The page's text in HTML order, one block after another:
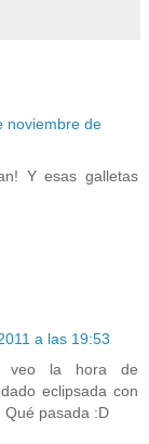
noviembre de
Y esas galletas
a las 19:53
veo la hora de
eclipsada con
Qué pasada :D